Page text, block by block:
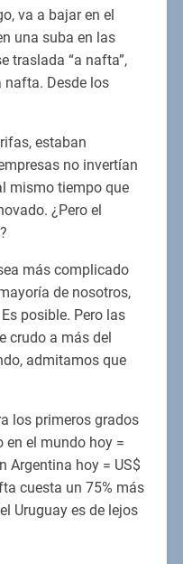
va a bajar en el
una suba en las
traslada “a nafta”,
nafta. Desde los
estaban
no invertían
mismo tiempo que
¿Pero el
más complicado
de nosotros,
posible. Pero las
crudo a más del
admitamos que
los primeros grados
en el mundo hoy =
Argentina hoy = US$
cuesta un 75% más
Uruguay es de lejos